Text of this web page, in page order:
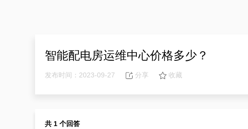
智能配电房运维中心价格多少？
发布时间：2023-09-27 分享 收藏
共 1 个回答